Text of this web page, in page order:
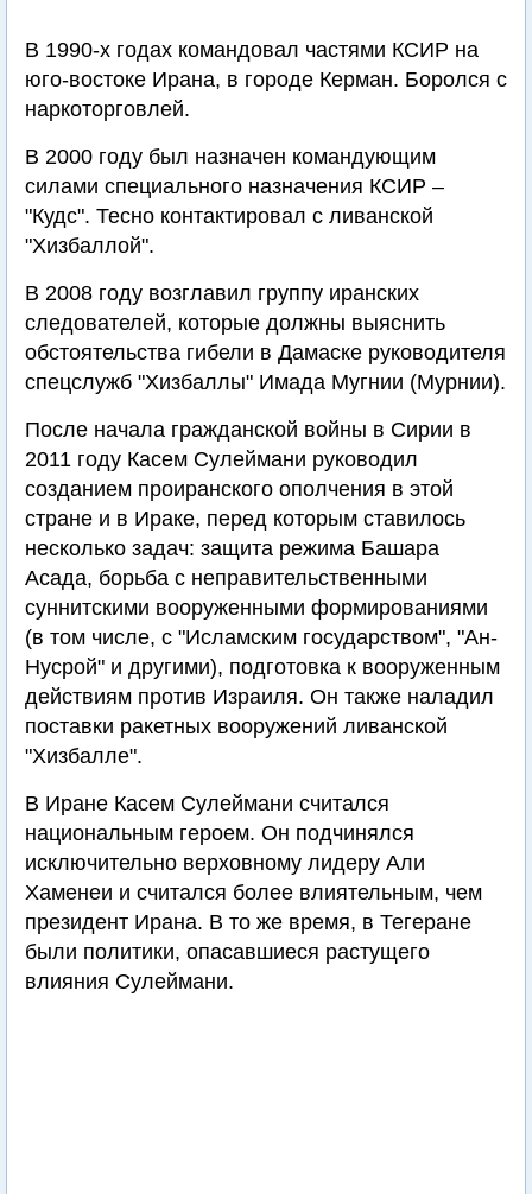
В 1990-х годах командовал частями КСИР на
юго-востоке Ирана, в городе Керман. Боролся с
наркоторговлей.
В 2000 году был назначен командующим
силами специального назначения КСИР –
"Кудс". Тесно контактировал с ливанской
"Хизбаллой".
В 2008 году возглавил группу иранских
следователей, которые должны выяснить
обстоятельства гибели в Дамаске руководителя
спецслужб "Хизбаллы" Имада Мугнии (Мурнии).
После начала гражданской войны в Сирии в
2011 году Касем Сулеймани руководил
созданием проиранского ополчения в этой
стране и в Ираке, перед которым ставилось
несколько задач: защита режима Башара
Асада, борьба с неправительственными
суннитскими вооруженными формированиями
(в том числе, с "Исламским государством", "Ан-
Нусрой" и другими), подготовка к вооруженным
действиям против Израиля. Он также наладил
поставки ракетных вооружений ливанской
"Хизбалле".
В Иране Касем Сулеймани считался
национальным героем. Он подчинялся
исключительно верховному лидеру Али
Хаменеи и считался более влиятельным, чем
президент Ирана. В то же время, в Тегеране
были политики, опасавшиеся растущего
влияния Сулеймани.